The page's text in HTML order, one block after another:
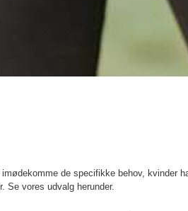
de specifikke behov, kvinder
Se vores udvalg herunder.